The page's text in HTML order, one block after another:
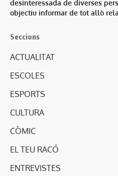
desinteressada de diverses
objectiu informar de tot allò
Seccions
ACTUALITAT
ESCOLES
ESPORTS
CULTURA
CÒMIC
EL TEU RACÓ
ENTREVISTES